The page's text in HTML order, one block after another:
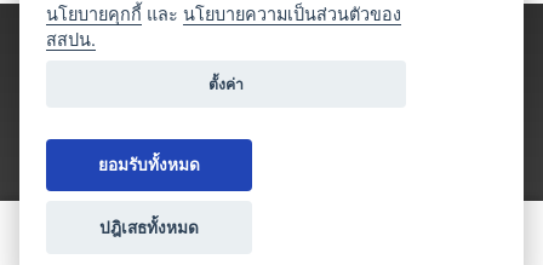
นโยบายคุกกี้ และนโยบายความเป็นส่วนตัวของ
สสปน.
ตั้งค่า
ยอมรับทั้งหมด
ปฎิเสธทั้งหมด